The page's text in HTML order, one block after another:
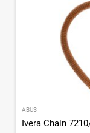
ABUS
Ivera Chain